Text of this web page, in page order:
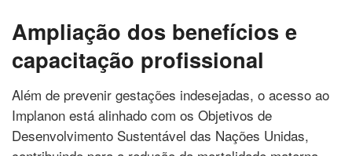
Ampliação dos benefícios e
capacitação profissional
Além de prevenir gestações indesejadas, o acesso ao
Implanon está alinhado com os Objetivos de
Desenvolvimento Sustentável das Nações Unidas,